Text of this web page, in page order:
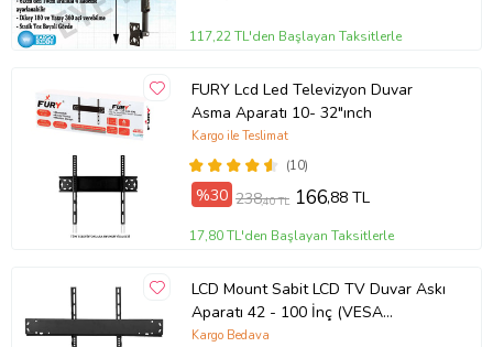
117,22 TL'den Başlayan Taksitlerle
FURY Lcd Led Televizyon Duvar
Asma Aparatı 10- 32"ınch
(10)
Kargo ile Teslimat
%30 238,40 TL 166,88 TL
17,80 TL'den Başlayan Taksitlerle
LCD Mount Sabit LCD TV Duvar Askı
Aparatı 42 - 100 İnç (VESA
700x400)
Kargo Bedava